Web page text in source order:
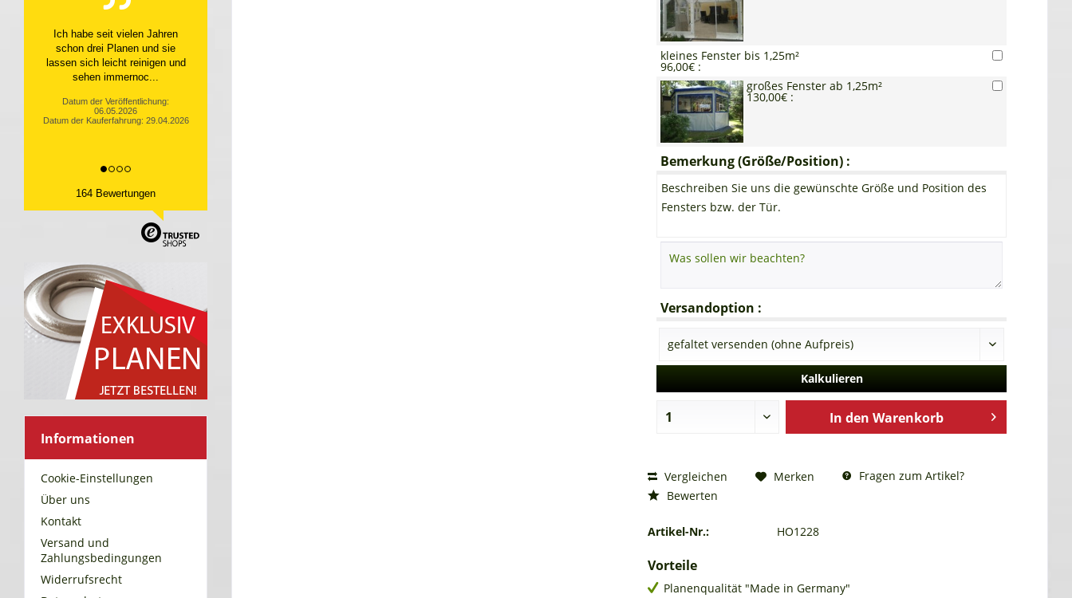
Top Service, top Produkt
Datum der Veröffentlichung:
10.04.2026
Datum der Kauferfahrung: 31.03.2026
164 Bewertungen
Informationen
Cookie-Einstellungen
Über uns
Kontakt
Versand und
Zahlungsbedingungen
Widerrufsrecht
kleines Fenster bis 1,25m²
96,00€ :
großes Fenster ab 1,25m²
130,00€ :
Bemerkung (Größe/Position) :
Beschreiben Sie uns die gewünschte Größe und Position des
Fensters bzw. der Tür.
Versandoption :
Kalkulieren
In den Warenkorb
Vergleichen Merken
Fragen zum Artikel?
Bewerten
Artikel-Nr.: HO1228
Vorteile
Planenqualität "Made in Germany"